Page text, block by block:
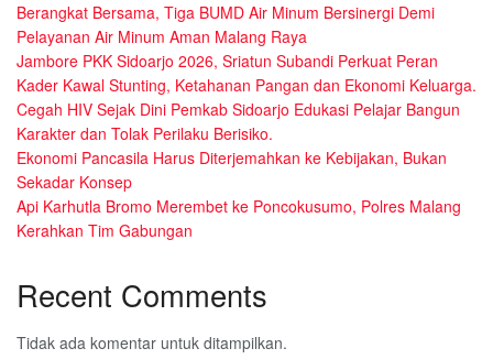
Berangkat Bersama, Tiga BUMD Air Minum Bersinergi Demi
Pelayanan Air Minum Aman Malang Raya
Jambore PKK Sidoarjo 2026, Sriatun Subandi Perkuat Peran
Kader Kawal Stunting, Ketahanan Pangan dan Ekonomi Keluarga.
Cegah HIV Sejak Dini Pemkab Sidoarjo Edukasi Pelajar Bangun
Karakter dan Tolak Perilaku Berisiko.
Ekonomi Pancasila Harus Diterjemahkan ke Kebijakan, Bukan
Sekadar Konsep
Api Karhutla Bromo Merembet ke Poncokusumo, Polres Malang
Kerahkan Tim Gabungan
Recent Comments
Tidak ada komentar untuk ditampilkan.